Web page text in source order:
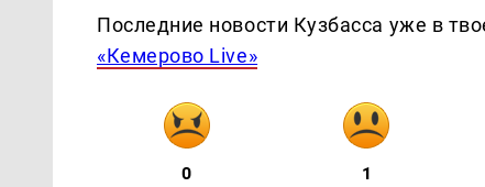
Последние новости Кузбасса уже в
«Кемерово Live»
0 1